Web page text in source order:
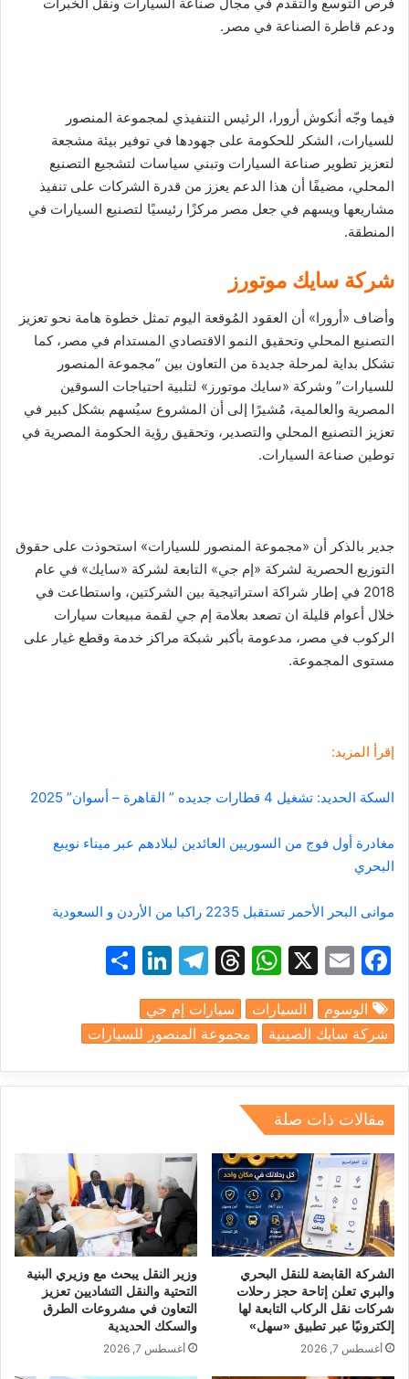
ودعم قاطرة الصناعة في مصر.
فيما وجّه أنكوش أرورا، الرئيس التنفيذي لمجموعة المنصور
للسيارات، الشكر للحكومة على جهودها في توفير بيئة مشجعة
لتعزيز تطوير صناعة السيارات وتبني سياسات لتشجيع التصنيع
المحلي، مضيفًا أن هذا الدعم يعزز من قدرة الشركات على تنفيذ
مشاريعها ويسهم في جعل مصر مركزًا رئيسيًا لتصنيع السيارات في
المنطقة.
شركة سايك موتورز
وأضاف «أرورا» أن العقود المُوقعة اليوم تمثل خطوة هامة نحو تعزيز
التصنيع المحلي وتحقيق النمو الاقتصادي المستدام في مصر، كما
تشكل بداية لمرحلة جديدة من التعاون بين “مجموعة المنصور
للسيارات” وشركة «سايك موتورز» لتلبية احتياجات السوقين
المصرية والعالمية، مُشيرًا إلى أن المشروع سيُسهم بشكل كبير في
تعزيز التصنيع المحلي والتصدير، وتحقيق رؤية الحكومة المصرية في
توطين صناعة السيارات.
جدير بالذكر أن «مجموعة المنصور للسيارات» استحوذت على حقوق
التوزيع الحصرية لشركة «إم جي» التابعة لشركة «سايك» في عام
2018 في إطار شراكة استراتيجية بين الشركتين، واستطاعت في
خلال أعوام قليلة ان تصعد بعلامة إم جي لقمة مبيعات سيارات
الركوب في مصر، مدعومة بأكبر شبكة مراكز خدمة وقطع غيار على
مستوى المجموعة.
إقرأ المزيد:
السكة الحديد: تشغيل 4 قطارات جديده ” القاهرة – أسوان” 2025
مغادرة أول فوج من السوريين العائدين لبلادهم عبر ميناء نويبع
البحري
موانى البحر الأحمر تستقبل 2235 راكبا من الأردن و السعودية
F
c
e
b
o
o
k
E
ai
l
X
W
at
s
A
p
T
e
a
d
T
e
gr
a
Li
k
e
dI
ar
e
الوسوم السيارات
سيارات إم جي
شركة سايك الصينية
مجموعة المنصور للسيارات
مقالات ذات صلة
الشركة القابضة للنقل البحري
والبري تعلن إتاحة حجز رحلات
شركات نقل الركاب التابعة لها
إلكترونيًا عبر تطبيق «سهل»
أغسطس 7, 2026
وزير النقل يبحث مع وزيري البنية
التحتية والنقل التشاديين تعزيز
التعاون في مشروعات الطرق
والسكك الحديدية
أغسطس 7, 2026